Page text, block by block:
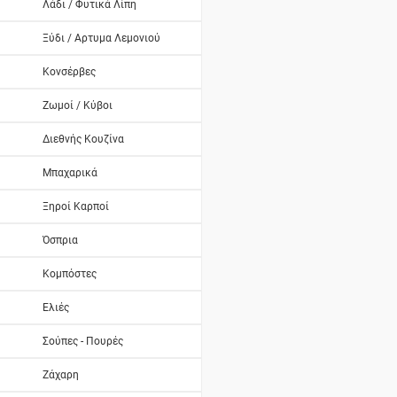
Λάδι / Φυτικά Λίπη
Ξύδι / Αρτυμα Λεμονιού
Κονσέρβες
Ζωμοί / Κύβοι
Διεθνής Κουζίνα
Μπαχαρικά
Ξηροί Καρποί
Όσπρια
Κομπόστες
Ελιές
Σούπες - Πουρές
Ζάχαρη